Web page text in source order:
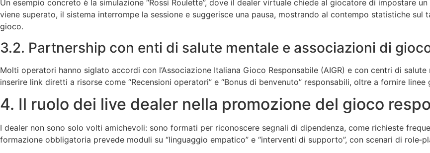
Un esempio concreto è la simulazione “Rossi Roulette”, dove il dealer virtuale chiede al giocatore di impostare
viene superato, il sistema interrompe la sessione e suggerisce una pausa, mostrando al contempo statistiche sul
gioco.
3.2. Partnership con enti di salute mentale e associazioni di
Molti operatori hanno siglato accordi con l’Associazione Italiana Gioco Responsabile (AIGR) e con centri di
inserire link diretti a risorse come “Recensioni operatori” e “Bonus di benvenuto” responsabili, oltre a fornire
4. Il ruolo dei live dealer nella promozione del gioco
I dealer non sono solo volti amichevoli: sono formati per riconoscere segnali di dipendenza, come richieste
formazione obbligatoria prevede moduli su “linguaggio empatico” e “interventi di supporto”, con scenari di